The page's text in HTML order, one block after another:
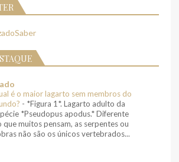
é o maior lagarto sem membros do
- *Figura 1*. Lagarto adulto da
*Pseudopus apodus.* Diferente
que muitos pensam, as serpentes ou
não são os únicos vertebrados...